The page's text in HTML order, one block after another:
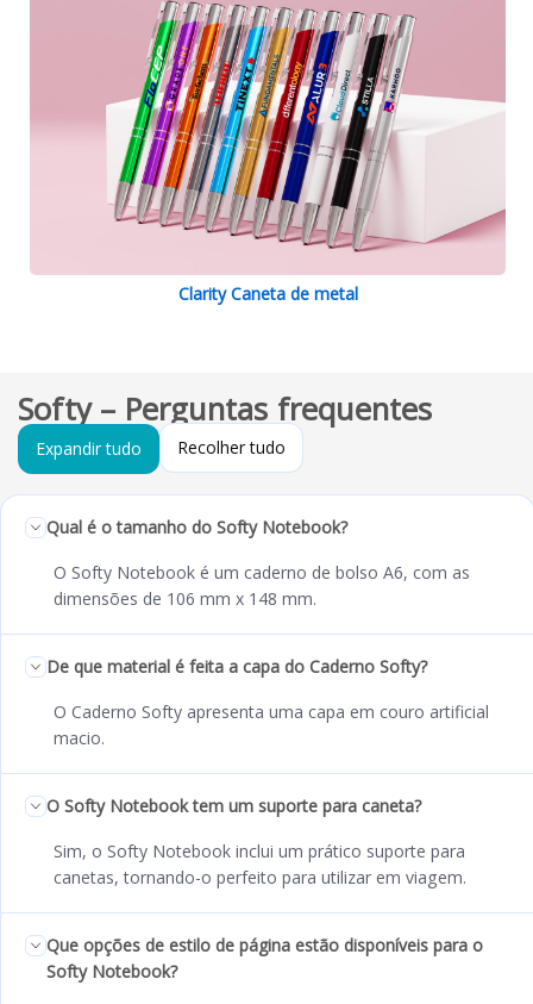
Clarity Caneta de metal
Softy – Perguntas frequentes
Expandir tudo Recolher tudo
Qual é o tamanho do Softy Notebook?
O Softy Notebook é um caderno de bolso A6, com as
dimensões de 106 mm x 148 mm.
De que material é feita a capa do Caderno Softy?
O Caderno Softy apresenta uma capa em couro artificial
macio.
O Softy Notebook tem um suporte para caneta?
Sim, o Softy Notebook inclui um prático suporte para
canetas, tornando-o perfeito para utilizar em viagem.
Que opções de estilo de página estão disponíveis para o
Softy Notebook?